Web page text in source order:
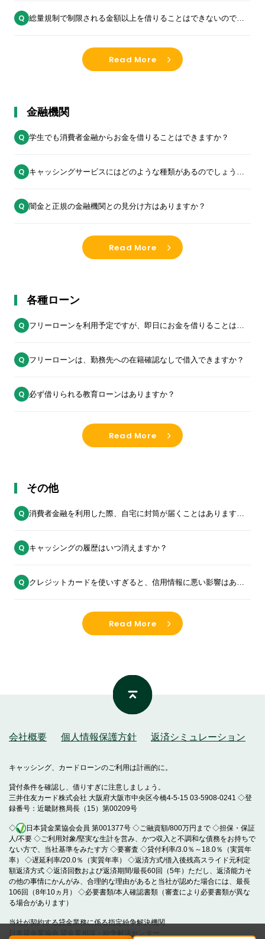
総量規制で制限される金額以上を借りることはできないのでし
Read More
金融機関
学生でも消費者金融からお金を借りることはできますか？
キャッシングサービスにはどのような種類があるのでしょう
闇金と正規の金融機関との見分け方はありますか？
Read More
各種ローン
フリーローンを利用予定ですが、即日にお金を借りることはで
フリーローンは、勤務先への在籍確認なしで借入できますか？
必ず借りられる教育ローンはありますか？
Read More
その他
消費者金融を利用した際、自宅に封筒が届くことはあります
キャッシングの履歴はいつ消えますか？
クレジットカードを使いすぎると、信用情報に悪い影響はあり
Read More
会社概要 個人情報保護方針 返済シミュレーション
キャッシング、カードローンのご利用は計画的に。
貸付条件を確認し、借りすぎに注意しましょう。
三井住友カード株式会社 大阪府大阪市中央区今橋4-5-15 03-5908-0241 ◇登
録番号：近畿財務局長（15）第00209号
◇
日本貸金業協会会員 第001377号 ◇ご融資額/800万円まで ◇担保・保証
人/不要 ◇ご利用対象/堅実な生計を営み、かつ収入と不調和な債務をお持ちで
ない方で、当社基準をみたす方 ◇要審査 ◇貸付利率/3.0％～18.0％（実質年
率） ◇遅延利率/20.0％（実質年率） ◇返済方式/借入後残高スライド元利定
額返済方式 ◇返済回数および返済期間/最長60回（5年）ただし、返済能力そ
の他の事情にかんがみ、合理的な理由があると当社が認めた場合には、最長
106回（8年10ヵ月） ◇必要書類/本人確認書類（審査により必要書類が異な
る場合があります）
当社が契約する貸金業務に係る指定紛争解決機関
日本貸金業協会 貸金業相談・紛争解決センター